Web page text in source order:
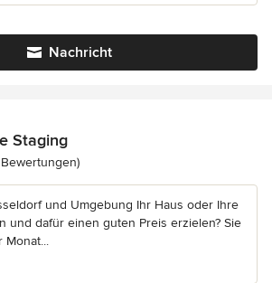
Nachricht
Staging
5 von 5 Sternen
und Umgebung Ihr Haus oder Ihre
und dafür einen guten Preis erzielen? Sie
Monat...